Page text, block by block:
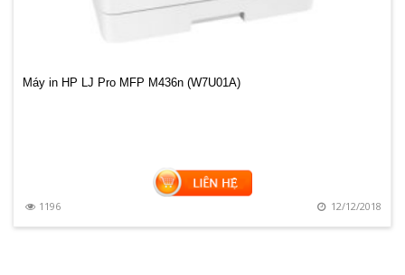
Máy in HP LJ Pro MFP M436n (W7U01A)
1196 12/12/2018